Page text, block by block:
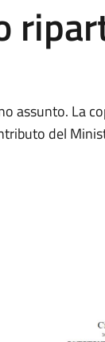
assunto. La
del